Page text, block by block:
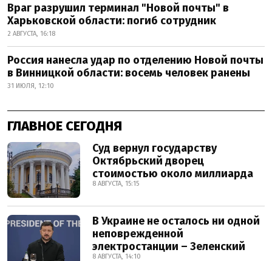
Враг разрушил терминал "Новой почты" в
Харьковской области: погиб сотрудник
2 АВГУСТА, 16:18
Россия нанесла удар по отделению Новой почты
в Винницкой области: восемь человек ранены
31 ИЮЛЯ, 12:10
ГЛАВНОЕ СЕГОДНЯ
Суд вернул государству
Октябрьский дворец
стоимостью около миллиарда
8 АВГУСТА, 15:15
В Украине не осталось ни одной
неповрежденной
электростанции – Зеленский
8 АВГУСТА, 14:10